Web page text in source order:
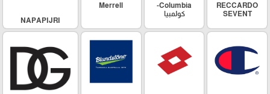
RECCARDO
SEVENT
Columbia-
كولمبيا
Merrell
NAPAPIJRI